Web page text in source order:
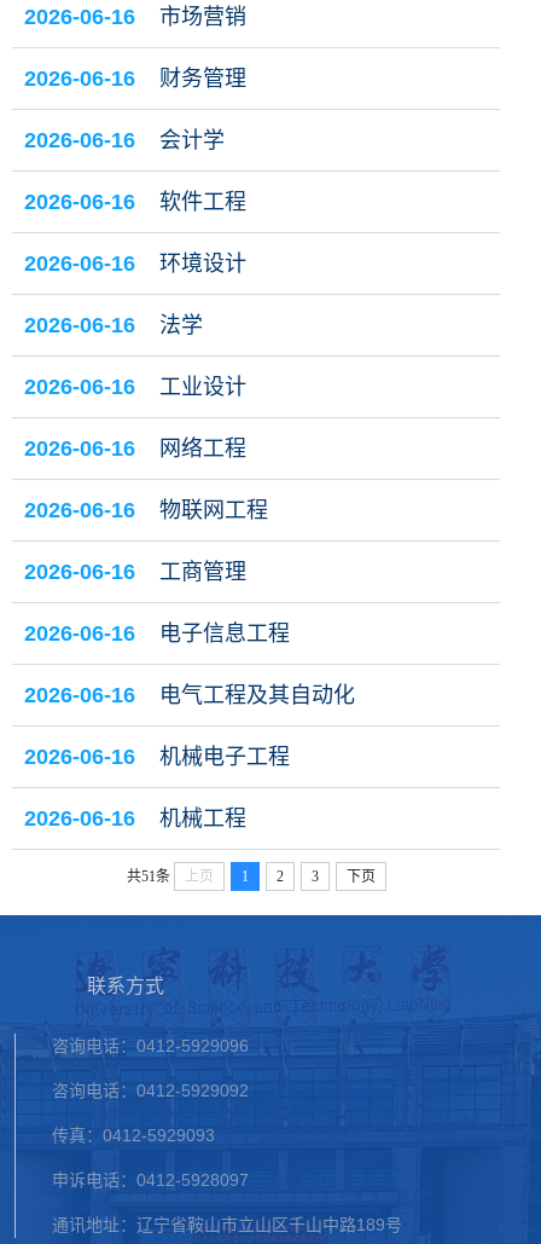
2026-06-16 市场营销
2026-06-16 财务管理
2026-06-16 会计学
2026-06-16 软件工程
2026-06-16 环境设计
2026-06-16 法学
2026-06-16 工业设计
2026-06-16 网络工程
2026-06-16 物联网工程
2026-06-16 工商管理
2026-06-16 电子信息工程
2026-06-16 电气工程及其自动化
2026-06-16 机械电子工程
2026-06-16 机械工程
共51条 上页 1 2 3 下页
联系方式
咨询电话：0412-5929096
咨询电话：0412-5929092
传真：0412-5929093
申诉电话：0412-5928097
通讯地址：辽宁省鞍山市立山区千山中路189号